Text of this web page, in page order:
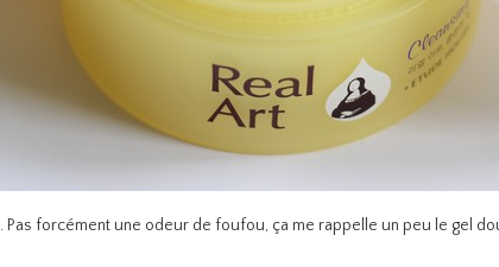
. Pas forcément une odeur de foufou, ça me rappelle un peu le gel